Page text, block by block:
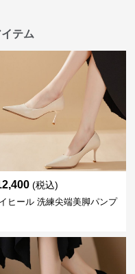
テム
(税込)
ヒール 洗練尖端美脚パンプ